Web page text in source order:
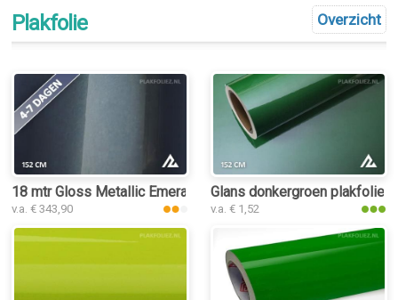
Overzicht
Plakfolie
18 mtr Gloss Metallic Emerald Green 3048 plakfolie
v.a. € 343,90
Glans donkergroen plakfolie
v.a. € 1,52